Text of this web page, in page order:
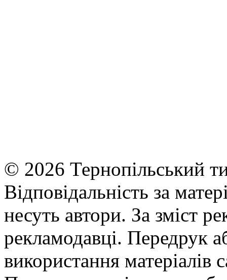
© 2026 Тернопільський
Відповідальність за
несуть автори. За зміст
рекламодавці. Передрук
використання матеріалів